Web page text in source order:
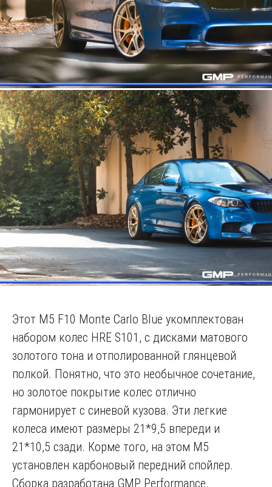
Этот M5 F10 Monte Carlo Blue укомплектован
набором колес HRE S101, с дисками матового
золотого тона и отполированной глянцевой
полкой. Понятно, что это необычное сочетание,
но золотое покрытие колес отлично
гармонирует с синевой кузова. Эти легкие
колеса имеют размеры 21*9,5 впереди и
21*10,5 сзади. Корме того, на этом M5
установлен карбоновый передний спойлер.
Сборка разработана GMP Performance.